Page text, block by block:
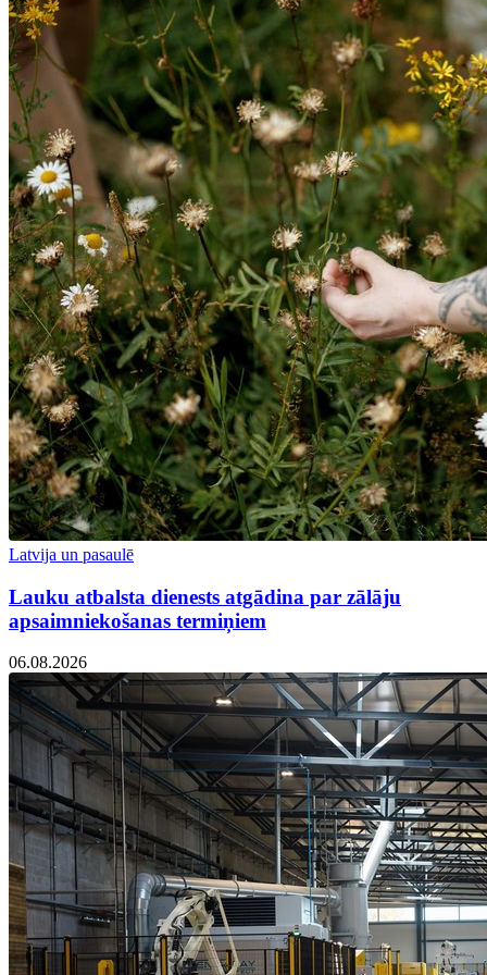
Latvija un pasaulē
Lauku atbalsta dienests atgādina par zālāju
apsaimniekošanas termiņiem
06.08.2026